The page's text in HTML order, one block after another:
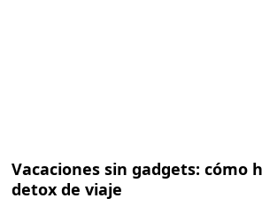
Vacaciones sin gadgets: cómo
detox de viaje